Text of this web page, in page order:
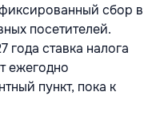
сбор в
посетителей.
года ставка налога
ежегодно
пункт, пока к